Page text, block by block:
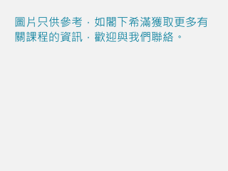
圖片只供參考，如閣下希滿獲取更多有
關課程的資訊，歡迎與我們聯絡。